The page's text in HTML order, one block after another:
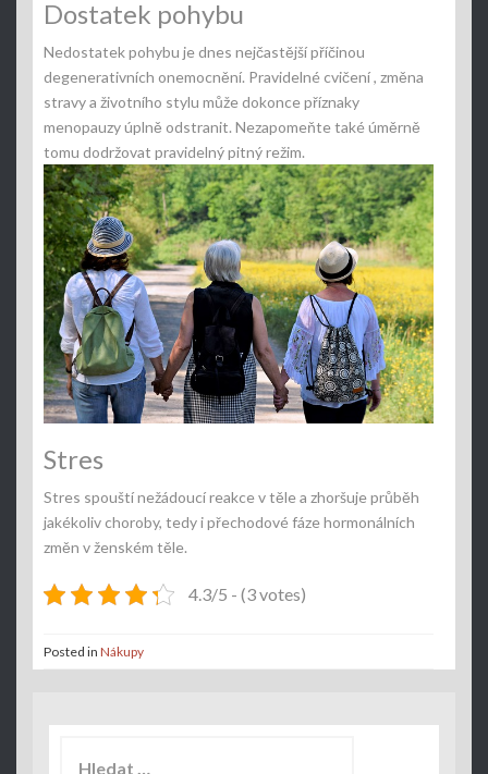
Dostatek pohybu
Nedostatek pohybu je dnes nejčastější příčinou
degenerativních onemocnění. Pravidelné cvičení, změna
stravy a životního stylu může dokonce příznaky
menopauzy úplně odstranit. Nezapomeňte také úměrně
tomu dodržovat pravidelný pitný režim.
Stres
Stres spouští nežádoucí reakce v těle a zhoršuje průběh
jakékoliv choroby, tedy i přechodové fáze hormonálních
změn v ženském těle.
4.3/5 - (3 votes)
Posted in Nákupy